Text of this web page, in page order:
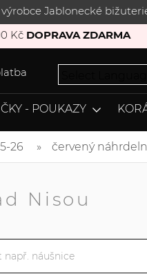
Jablonecké
Kč DOPRAVA ZDARMA
- POUKAZY
26 červený
Nisou